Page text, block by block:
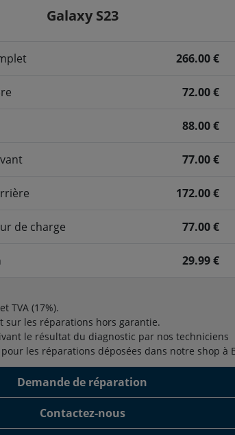
Galaxy S23
266.00 €
72.00 €
88.00 €
77.00 €
172.00 €
de charge 77.00 €
29.99 €
TVA (17%).
sur les réparations hors garantie.
le résultat du diagnostic par nos techniciens
les réparations déposées dans notre shop à
Demande de réparation
Contactez-nous